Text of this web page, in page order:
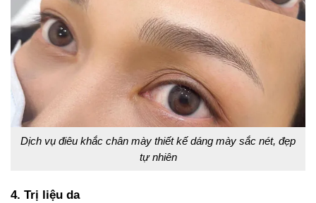
Dịch vụ điêu khắc chân mày thiết kế dáng mày sắc nét, đẹp
tự nhiên
4. Trị liệu da